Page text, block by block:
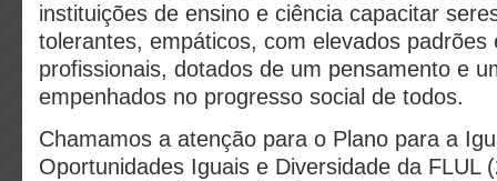
instituições de ensino e ciência capacitar
tolerantes, empáticos, com elevados padrões
profissionais, dotados de um pensamento e
empenhados no progresso social de todos.
Chamamos a atenção para o Plano para a
Oportunidades Iguais e Diversidade da FLUL